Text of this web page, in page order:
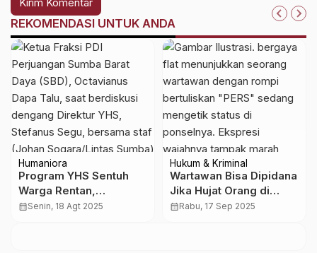
REKOMENDASI UNTUK ANDA
Humaniora
Program YHS Sentuh
Warga Rentan,
Octavianus Dapa Talu:
calendar_monthSenin, 18 Agt 2025
Hukum & Kriminal
Wartawan Bisa Dipidana
Jika Hujat Orang di
Media Sosial
calendar_monthRabu, 17 Sep 2025